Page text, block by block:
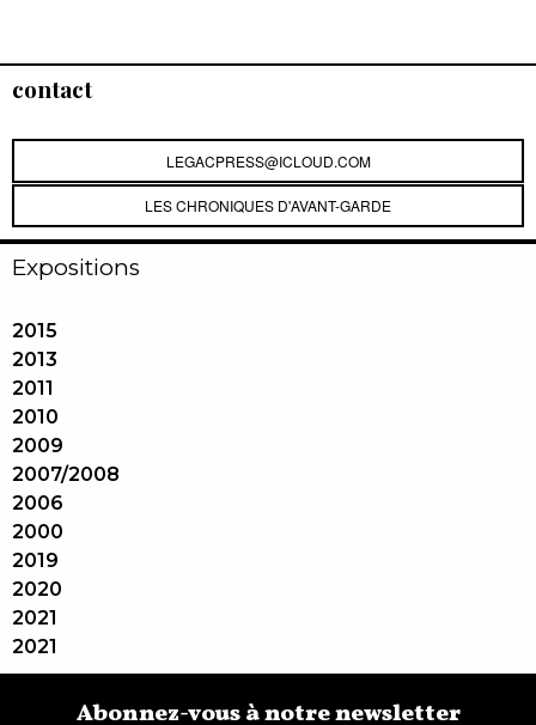
contact
LEGACPRESS@ICLOUD.COM
LES CHRONIQUES D'AVANT-GARDE
Expositions
2015
2013
2011
2010
2009
2007/2008
2006
2000
2019
2020
2021
2021
Abonnez-vous à notre newsletter